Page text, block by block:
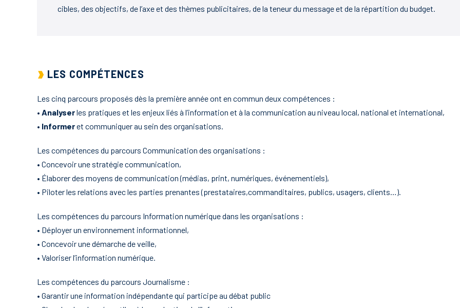
cibles, des objectifs, de l’axe et des thèmes publicitaires, de la teneur du message et de la répartition du budget.
LES COMPÉTENCES
Les cinq parcours proposés dès la première année ont en commun deux compétences :
• Analyserles pratiques et les enjeux liés à l’information et à la communication au niveau local, national et international,
• Informeret communiquer au sein des organisations.
Les compétences du parcours Communication des organisations :
• Concevoir une stratégie communication,
• Élaborer des moyens de communication (médias, print, numériques, événementiels),
• Piloter les relations avec les parties prenantes (prestataires,commanditaires, publics, usagers, clients…).
Les compétences du parcours Information numérique dans les organisations :
• Déployer un environnement informationnel,
• Concevoir une démarche de veille,
• Valoriser l’information numérique.
Les compétences du parcours Journalisme :
• Garantir une information indépendante qui participe au débat public